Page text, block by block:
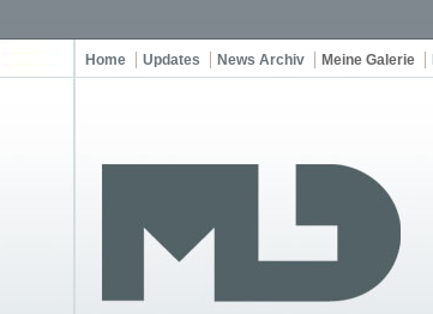
Home Updates News Archiv Meine Galerie